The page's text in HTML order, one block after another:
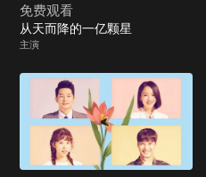
免费观看
从天而降的一亿颗星
主演